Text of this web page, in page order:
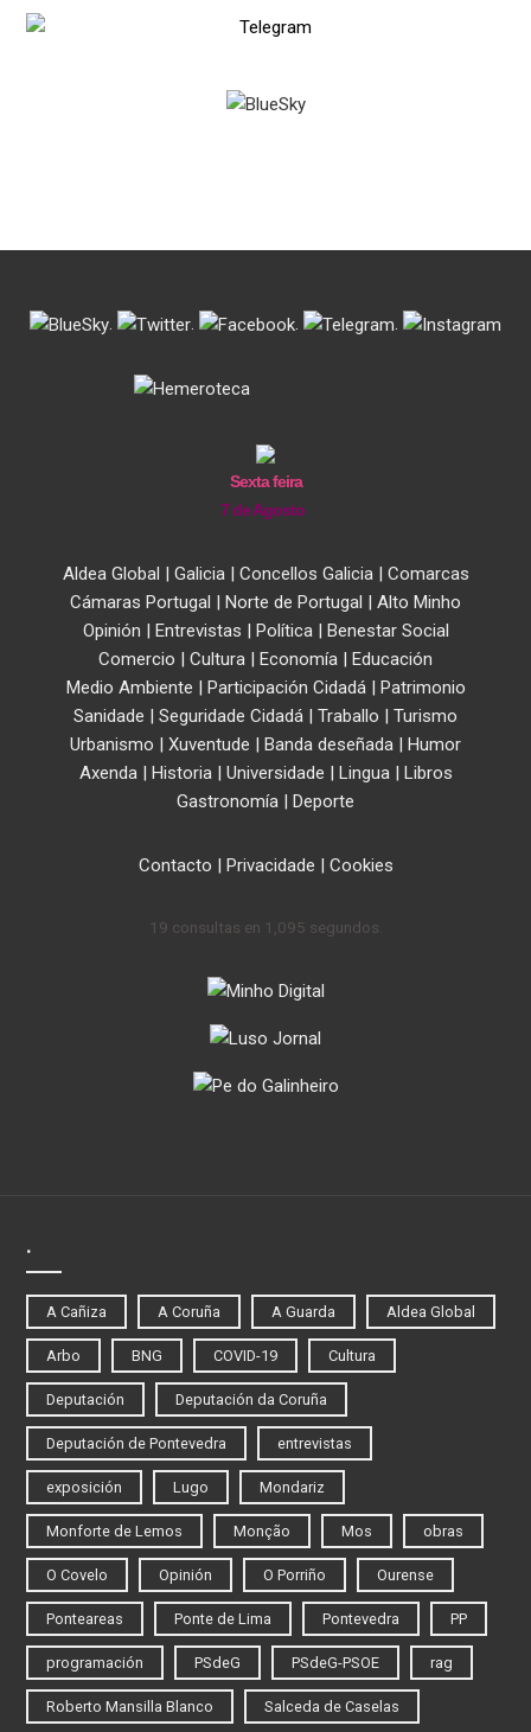
. . . .
Sexta feira
7 de Agosto
Aldea Global | Galicia| Concellos Galicia| Comarcas
Cámaras Portugal | Norte de Portugal | Alto Minho
Opinión | Entrevistas | Política| Benestar Social
Comercio | Cultura | Economía | Educación
Medio Ambiente | Participación Cidadá| Patrimonio
Sanidade | Seguridade Cidadá | Traballo | Turismo
Urbanismo | Xuventude | Banda deseñada | Humor
Axenda| Historia| Universidade | Lingua| Libros
Gastronomía | Deporte
Contacto | Privacidade | Cookies
19 consultas en 1,095 segundos.
.
A Cañiza A Coruña A Guarda Aldea Global
Arbo BNG COVID-19 Cultura
Deputación Deputación da Coruña
Deputación de Pontevedra entrevistas
exposición Lugo Mondariz
Monforte de Lemos Monção Mos obras
O Covelo Opinión O Porriño Ourense
Ponteareas Ponte de Lima Pontevedra PP
programación PSdeG PSdeG-PSOE rag
Roberto Mansilla Blanco Salceda de Caselas